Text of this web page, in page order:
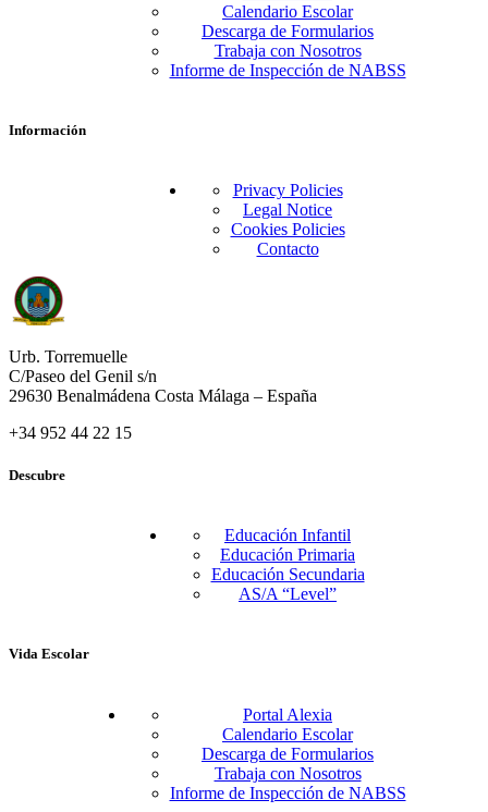
Calendario Escolar
Descarga de Formularios
Trabaja con Nosotros
Informe de Inspección de NABSS
Información
Privacy Policies
Legal Notice
Cookies Policies
Contacto
Urb. Torremuelle
C/Paseo del Genil s/n
29630 Benalmádena Costa Málaga – España
+34 952 44 22 15
Descubre
Educación Infantil
Educación Primaria
Educación Secundaria
AS/A “Level”
Vida Escolar
Portal Alexia
Calendario Escolar
Descarga de Formularios
Trabaja con Nosotros
Informe de Inspección de NABSS